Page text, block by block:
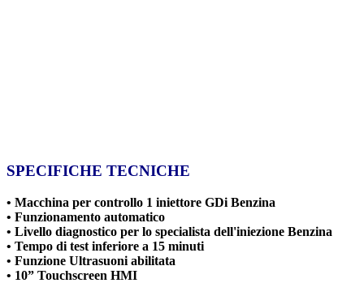
SPECIFICHE TECNICHE
• Macchina per controllo 1 iniettore GDi Benzina
• Funzionamento automatico
• Livello diagnostico per lo specialista dell'iniezione Benzina
• Tempo di test inferiore a 15 minuti
• Funzione Ultrasuoni abilitata
• 10” Touchscreen HMI